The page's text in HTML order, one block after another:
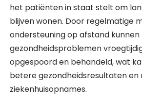
het patiënten in staat stelt om
blijven wonen. Door regelmatige
ondersteuning op afstand kunnen
gezondheidsproblemen
opgespoord en behandeld, wat
betere gezondheidsresultaten en
ziekenhuisopnames.